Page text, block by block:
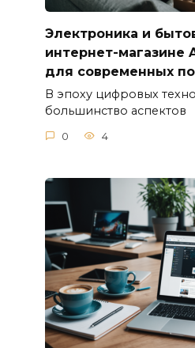
Электроника и
интернет-магазине
для современных
В эпоху цифровых
большинство аспектов
0 4